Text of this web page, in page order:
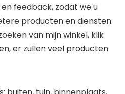
feedback, zodat we u
producten en diensten.
van mijn winkel, klik
er zullen veel producten